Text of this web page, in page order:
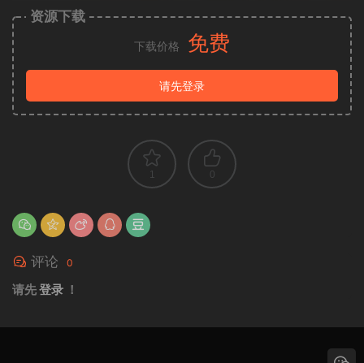
资源下载
下载价格 免费
请先登录
1 0
评论 0
请先登录 ！